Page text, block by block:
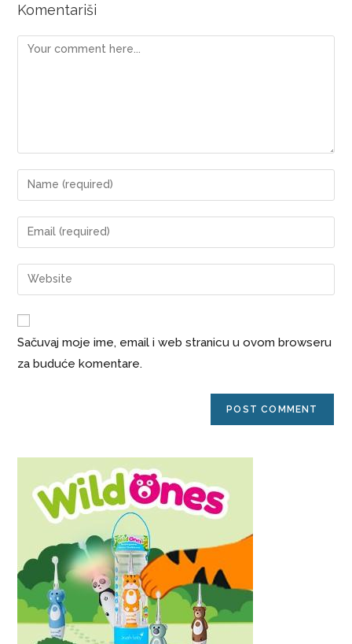
Komentariši
Sačuvaj moje ime, email i web stranicu u ovom browseru
za buduće komentare.